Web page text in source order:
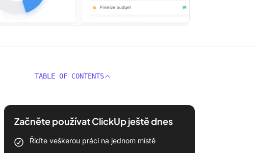
TABLE OF CONTENTS
Začněte používat ClickUp ještě dnes
Řiďte veškerou práci na jednom místě